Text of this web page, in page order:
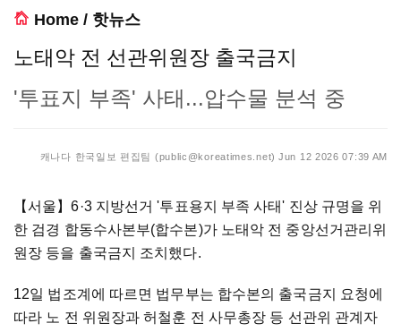
Home / 핫뉴스
노태악 전 선관위원장 출국금지
'투표지 부족' 사태...압수물 분석 중
캐나다 한국일보 편집팀 (public@koreatimes.net) Jun 12 2026 07:39 AM
【서울】6·3 지방선거 '투표용지 부족 사태' 진상 규명을 위
한 검경 합동수사본부(합수본)가 노태악 전 중앙선거관리위
원장 등을 출국금지 조치했다.
12일 법조계에 따르면 법무부는 합수본의 출국금지 요청에
따라 노 전 위원장과 허철훈 전 사무총장 등 선관위 관계자